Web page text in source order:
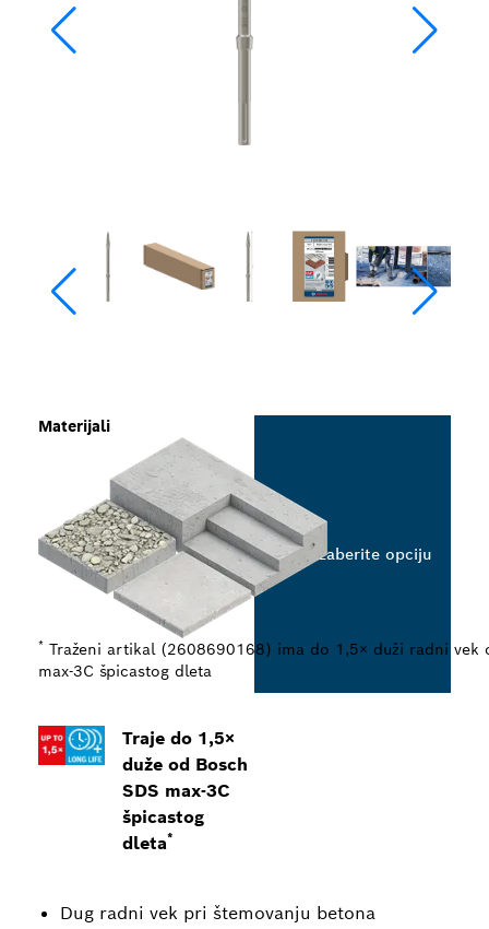
Traje do 1,5×
duže od Bosch
SDS max-3C
špicastog
dleta*
Dug radni vek pri štemovanju betona
Materijali
* Traženi artikal (2608690168) ima do 1,5× duži radni vek
max-3C špicastog dleta
Izaberite opciju